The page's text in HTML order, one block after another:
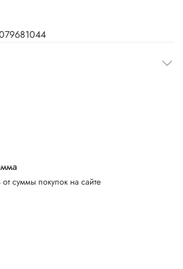
суммы покупок на сайте